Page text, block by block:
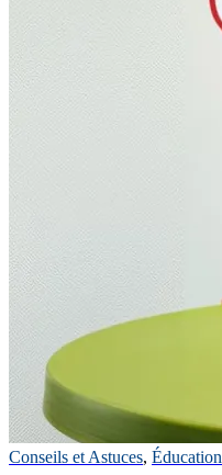
Conseils et Astuces, Éducation